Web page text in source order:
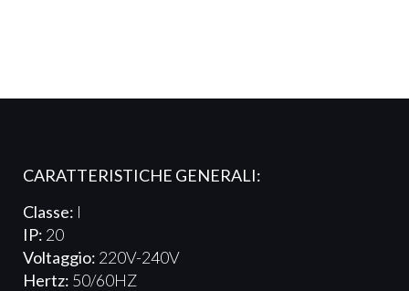
CARATTERISTICHE GENERALI:
Classe: I
IP: 20
Voltaggio: 220V-240V
Hertz: 50/60HZ